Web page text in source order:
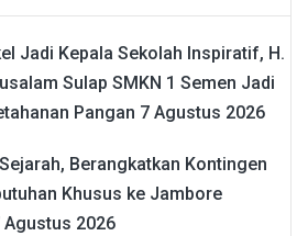
Jadi Kepala Sekolah Inspiratif, H.
Sulap SMKN 1 Semen Jadi
Pangan 7 Agustus 2026
Berangkatkan Kontingen
Khusus ke Jambore
Agustus 2026